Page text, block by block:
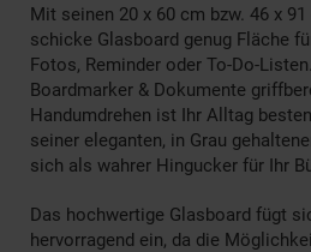
Mit seinen 20 x 60 cm bzw. 46 x
schicke Glasboard genug Fläche
Fotos, Reminder oder To-Do-
Boardmarker & Dokumente
Handumdrehen ist Ihr Alltag
seiner eleganten, in Grau
sich als wahrer Hingucker für Ihr
Das hochwertige Glasboard fügt
hervorragend ein, da die